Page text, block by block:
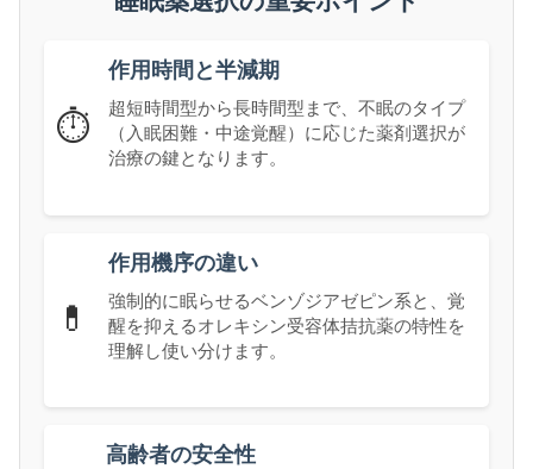
⏱️
作用時間と半減期
超短時間型から長時間型まで、不眠のタイプ
（入眠困難・中途覚醒）に応じた薬剤選択が
治療の鍵となります。
💊
作用機序の違い
強制的に眠らせるベンゾジアゼピン系と、覚
醒を抑えるオレキシン受容体拮抗薬の特性を
理解し使い分けます。
高齢者の安全性